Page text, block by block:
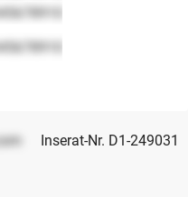
Inserat-Nr. D1-249031